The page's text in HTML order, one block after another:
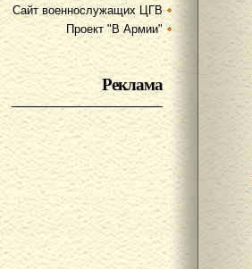
Сайт военнослужащих ЦГВ
Проект "В Армии"
Реклама